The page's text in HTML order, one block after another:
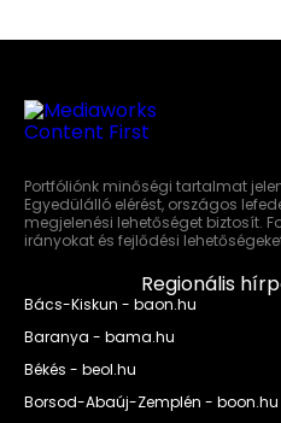
Portfóliónk minőségi tartalmat
Egyedülálló elérést, országos
megjelenési lehetőséget biztosít.
irányokat és fejlődési
Regionális
Bács-Kiskun - baon.hu
Baranya - bama.hu
Békés - beol.hu
Borsod-Abaúj-Zemplén - boon.hu